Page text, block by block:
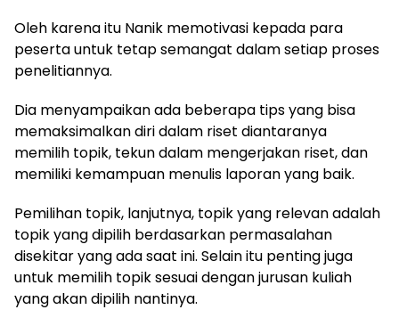
Oleh karena itu Nanik memotivasi kepada para
peserta untuk tetap semangat dalam setiap proses
penelitiannya.
Dia menyampaikan ada beberapa tips yang bisa
memaksimalkan diri dalam riset diantaranya
memilih topik, tekun dalam mengerjakan riset, dan
memiliki kemampuan menulis laporan yang baik.
Pemilihan topik, lanjutnya, topik yang relevan adalah
topik yang dipilih berdasarkan permasalahan
disekitar yang ada saat ini. Selain itu penting juga
untuk memilih topik sesuai dengan jurusan kuliah
yang akan dipilih nantinya.